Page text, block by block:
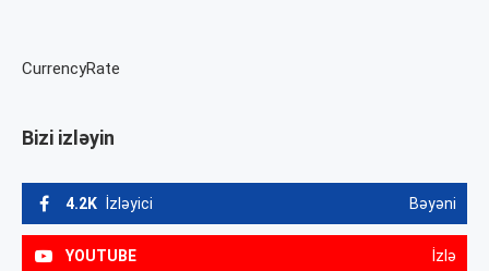
CurrencyRate
Bizi izləyin
4.2K İzləyici Bəyəni
YOUTUBE İzlə